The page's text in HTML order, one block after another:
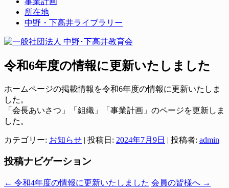
所在地
中野・下高井ライブラリー
令和6年度の情報に更新いたしました
ホームページの掲載情報を令和6年度の情報に更新いたしま
した。
「会長あいさつ」「組織」「事業計画」のページを更新しま
した。
カテゴリー: お知らせ | 投稿日: 2024年7月9日 | 投稿者: admin
投稿ナビゲーション
← 令和4年度の情報に更新いたしました 会員の皆様へ →